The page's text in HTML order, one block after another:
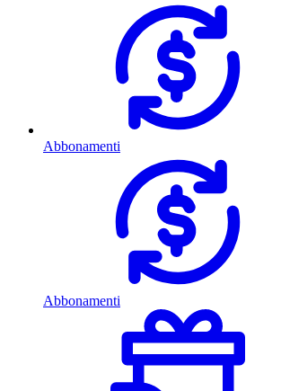
Abbonamenti
Abbonamenti